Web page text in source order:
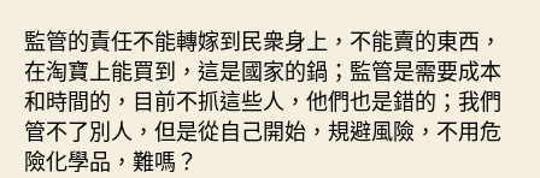
監管的責任不能轉嫁到民衆身上，不能賣的東西，
在淘寶上能買到，這是國家的鍋；監管是需要成本
和時間的，目前不抓這些人，他們也是錯的；我們
管不了別人，但是從自己開始，規避風險，不用危
險化學品，難嗎？